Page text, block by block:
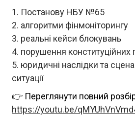
Постанову НБУ №65
алгоритми фінмоніторингу
реальні кейси блокувань
порушення конституційних
юридичні наслідки та
ситуації
👉 Переглянути повний
https://youtu.be/